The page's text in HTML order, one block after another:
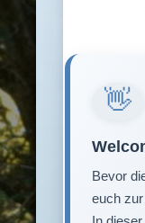
👋
Bevor
euch